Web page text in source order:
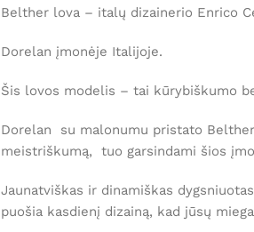
Belther lova – italų dizainerio Enrico
Dorelan įmonėje Italijoje.
Šis lovos modelis – tai kūrybiškumo
Dorelan su malonumu pristato
meistriškumą, tuo garsindami šios
Jaunatviškas ir dinamiškas
puošia kasdienį dizainą, kad jūsų